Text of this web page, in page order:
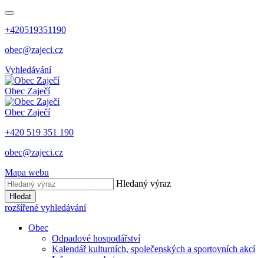
+420519351190
obec@zajeci.cz
Vyhledávání
Obec Zaječí
Obec Zaječí
+420 519 351 190
obec@zajeci.cz
Mapa webu
Hledaný výraz
Hledat
rozšířené vyhledávání
Obec
Odpadové hospodářství
Kalendář kulturních, společenských a sportovních akcí